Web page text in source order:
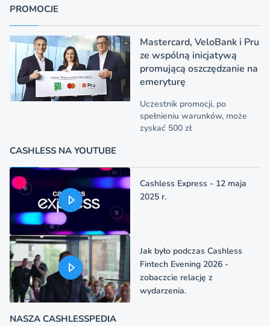
PROMOCJE
Mastercard, VeloBank i Pru
ze wspólną inicjatywą
promującą oszczędzanie na
emeryturę
Uczestnik promocji, po
spełnieniu warunków, może
zyskać 500 zł
CASHLESS NA YOUTUBE
Cashless Express - 12 maja
2025 r.
Jak było podczas Cashless
Fintech Evening 2026 -
zobaczcie relację z
wydarzenia.
NASZA CASHLESSPEDIA